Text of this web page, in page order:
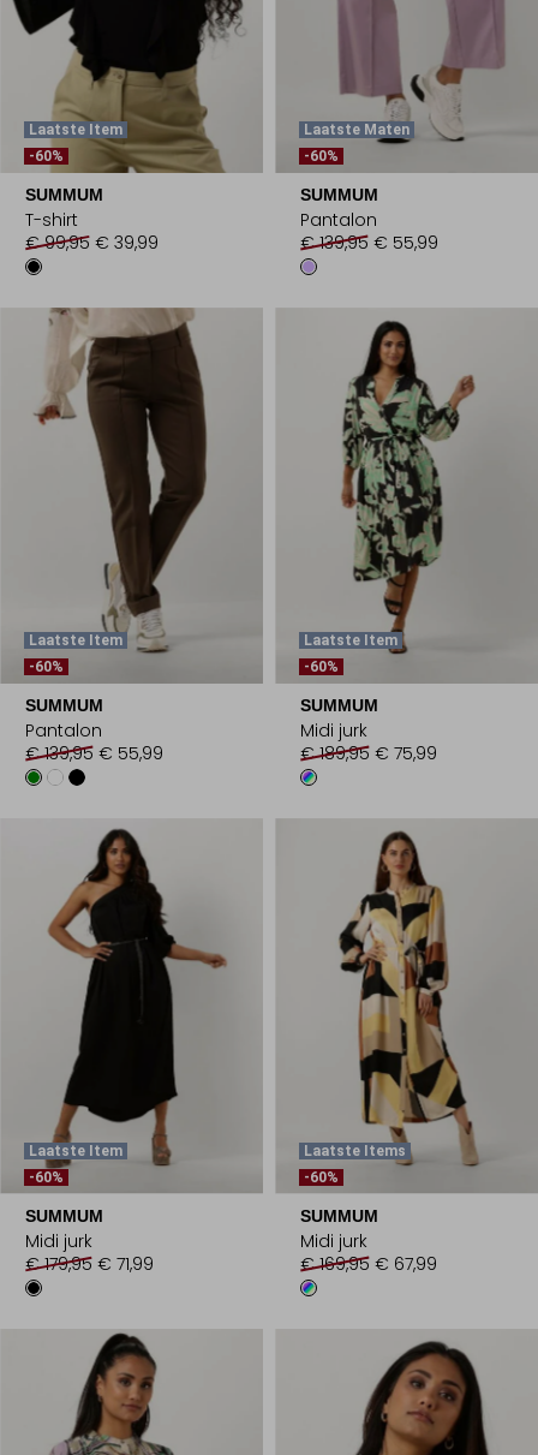
Laatste Item
-60%
SUMMUM
T-shirt
€ 99,95 € 39,99
Laatste Maten
-60%
SUMMUM
Pantalon
€ 139,95 € 55,99
Laatste Item
-60%
SUMMUM
Pantalon
€ 139,95 € 55,99
Laatste Item
-60%
SUMMUM
Midi jurk
€ 189,95 € 75,99
Laatste Item
-60%
SUMMUM
Midi jurk
€ 179,95 € 71,99
Laatste Items
-60%
SUMMUM
Midi jurk
€ 169,95 € 67,99